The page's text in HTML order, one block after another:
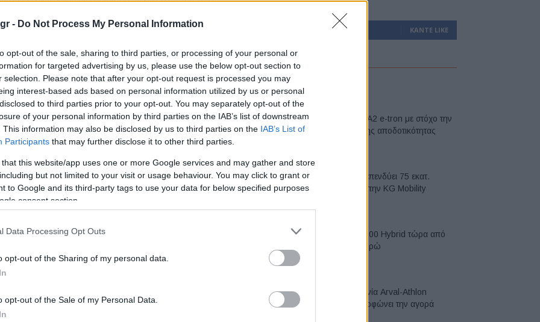
- Do Not Process My Personal Information
opt-out of the sale, sharing to third parties, or processing of your personal or
for targeted advertising by us, please use the below opt-out section to
selection. Please note that after your opt-out request is processed you may
interest-based ads based on personal information utilized by us or personal
to third parties prior to your opt-out. You may separately opt-out of the
of your personal information by third parties on the IAB’s list of downstream
This information may also be disclosed by us to third parties on the IAB’s List of
Participants that may further disclose it to other third parties.
that this website/app uses one or more Google services and may gather and store
but not limited to your visit or usage behaviour. You may click to grant or
to Google and its third-party tags to use your data for below specified purposes
consent section.
Data Processing Opt Outs
opt-out of the Sharing of my personal data.
opt-out of the Sale of my Personal Data.
μοντέλα της Hyundai στην Ευρώπη, με τις
Πρόκειται για το SUV με την πιο πολυβραβευμένη
του βραβείου Red Dot 2018, του βραβείου
σχεδιαστικά τόσο από πελάτες όσο και από
εξηλεκτρισμού της Hyundai, συνδυάζοντας
αμάξωμα SUV. Είναι το SUV με τις περισσότερες
ήδη πλήρως υβριδική και πλήρως
υβριδικής τεχνολογίας 48V Hybrid τόσο με
εξηλεκτρισμένες λύσεις – η Hyundai
από τα πιο δημοφιλή μοντέλα μας, το ΚΟΝΑ έχει
στην Ευρώπη τα τελευταία χρόνια» δήλωσε ο
του συγκεκριμένου μοντέλου είναι πολύ σημαντική
να παρέχουμε το καλύτερο δυνατό προϊόν στους
Υποστηρικτές ΚΆΝΤΕ LIKE
Latest
Νέο Audi A2 e-tron με στόχο την
κορυφή της αποδοτικότητας
Η Chery επενδύει 75 εκατ.
δολάρια στην KG Mobility
Το FIAT 500 Hybrid τώρα από
18.990 ευρώ
Η συμφωνία Arval-Athlon
αναδιαμορφώνει την αγορά